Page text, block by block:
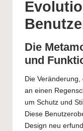
Die
und
Die
an einen
um Schutz und
Diese
Design neu